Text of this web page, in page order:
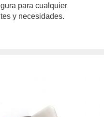
para cualquier
y necesidades.
author/redaccion/